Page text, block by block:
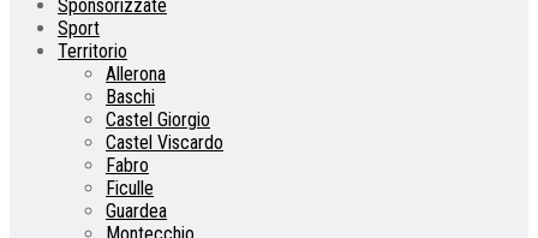
Sponsorizzate
Sport
Territorio
Allerona
Baschi
Castel Giorgio
Castel Viscardo
Fabro
Ficulle
Guardea